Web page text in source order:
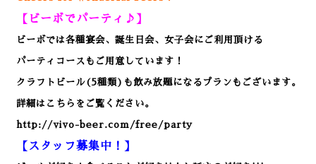
【ビーボでパーティ♪】
ビーボでは各種宴会、誕生日会、女子会にご利用頂ける
パーティコースもご用意しています！
クラフトビール(5種類)も飲み放題になるプランもございます。
詳細はこちらをご覧ください。
http://vivo-beer.com/free/party
【スタッフ募集中！】